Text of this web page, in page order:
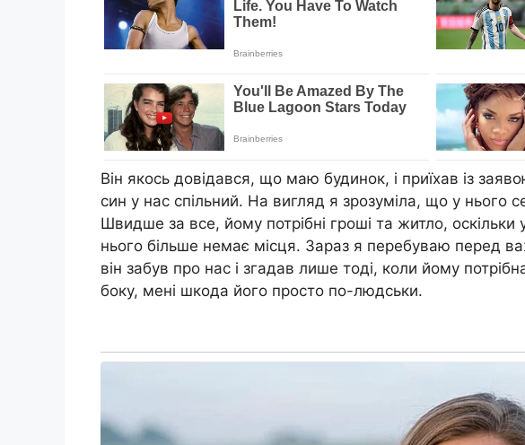
Він якось довідався, що маю будинок, і приїхав із
син у нас спільний. На вигляд я зрозуміла, що у нього
Швидше за все, йому потрібні гроші та житло, оскільки
нього більше немає місця. Зараз я перебуваю перед
він забув про нас і згадав лише тоді, коли йому
боку, мені шкода його просто по-людськи.